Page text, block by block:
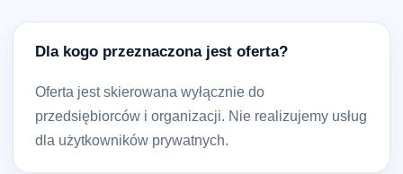
Dla kogo przeznaczona jest oferta?
Oferta jest skierowana wyłącznie do
przedsiębiorców i organizacji. Nie realizujemy usług
dla użytkowników prywatnych.